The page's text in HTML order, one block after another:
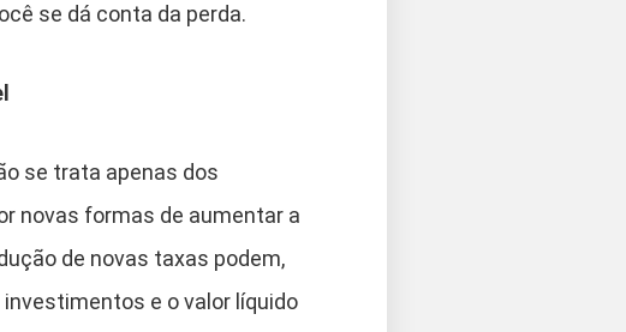
se dá conta da perda.
se trata apenas dos
novas formas de aumentar a
de novas taxas podem,
e o valor líquido